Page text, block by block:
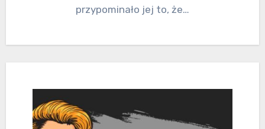
przypominało jej to, że…